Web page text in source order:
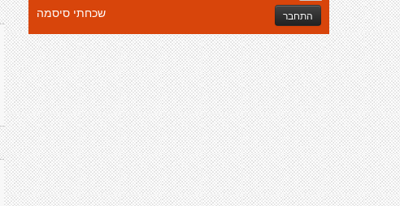
התחבר שכחתי סיסמה